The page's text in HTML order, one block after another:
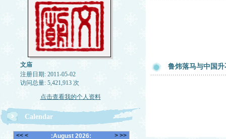
文庙
注册日期: 2011-05-02
访问总量: 5,421,913 次
点击查看我的个人资料
Calendar
鲁炜落马与中国